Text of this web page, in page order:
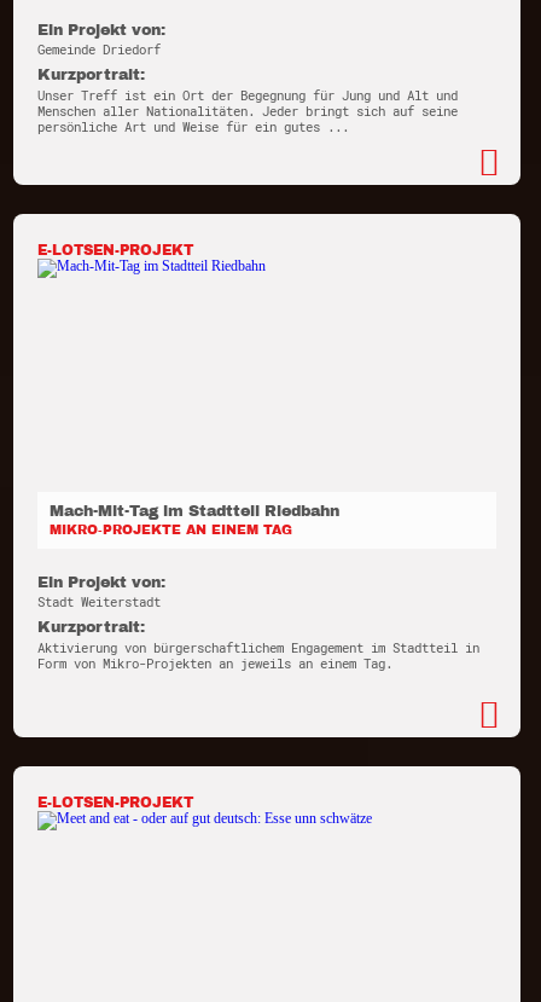
Ein Projekt von:
Gemeinde Driedorf
Kurzportrait:
Unser Treff ist ein Ort der Begegnung für Jung und Alt und
Menschen aller Nationalitäten. Jeder bringt sich auf seine
persönliche Art und Weise für ein gutes ...
E-LOTSEN-PROJEKT
Mach-Mit-Tag im Stadtteil Riedbahn
MIKRO-PROJEKTE AN EINEM TAG
Ein Projekt von:
Stadt Weiterstadt
Kurzportrait:
Aktivierung von bürgerschaftlichem Engagement im Stadtteil in
Form von Mikro-Projekten an jeweils an einem Tag.
E-LOTSEN-PROJEKT